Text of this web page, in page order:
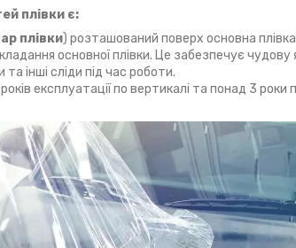
плівки є:
плівки) розташований поверх основна
основної плівки. Це забезпечує
інші сліди під час роботи.
експлуатації по вертикалі та понад 3 роки